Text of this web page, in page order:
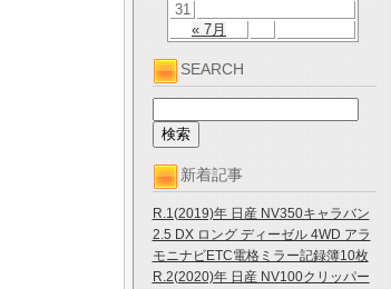
« 7月
31
SEARCH
新着記事
R.1(2019)年 日産 NV350キャラバン
2.5 DX ロング ディーゼル 4WD アラ
モニナビETC電格ミラー記録簿10枚
R.2(2020)年 日産 NV100クリッパー